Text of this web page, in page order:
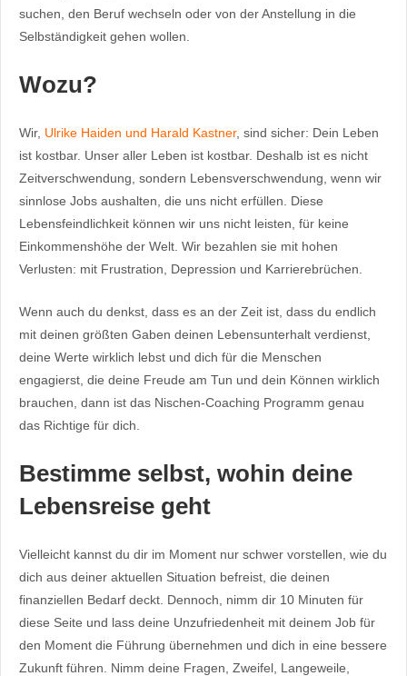
suchen, den Beruf wechseln oder von der Anstellung in die
Selbständigkeit gehen wollen.
Wozu?
Wir, Ulrike Haiden und Harald Kastner, sind sicher: Dein Leben
ist kostbar. Unser aller Leben ist kostbar. Deshalb ist es nicht
Zeitverschwendung, sondern Lebensverschwendung, wenn wir
sinnlose Jobs aushalten, die uns nicht erfüllen. Diese
Lebensfeindlichkeit können wir uns nicht leisten, für keine
Einkommenshöhe der Welt. Wir bezahlen sie mit hohen
Verlusten: mit Frustration, Depression und Karrierebrüchen.
Wenn auch du denkst, dass es an der Zeit ist, dass du endlich
mit deinen größten Gaben deinen Lebensunterhalt verdienst,
deine Werte wirklich lebst und dich für die Menschen
engagierst, die deine Freude am Tun und dein Können wirklich
brauchen, dann ist das Nischen-Coaching Programm genau
das Richtige für dich.
Bestimme selbst, wohin deine
Lebensreise geht
Vielleicht kannst du dir im Moment nur schwer vorstellen, wie du
dich aus deiner aktuellen Situation befreist, die deinen
finanziellen Bedarf deckt. Dennoch, nimm dir 10 Minuten für
diese Seite und lass deine Unzufriedenheit mit deinem Job für
den Moment die Führung übernehmen und dich in eine bessere
Zukunft führen. Nimm deine Fragen, Zweifel, Langeweile,